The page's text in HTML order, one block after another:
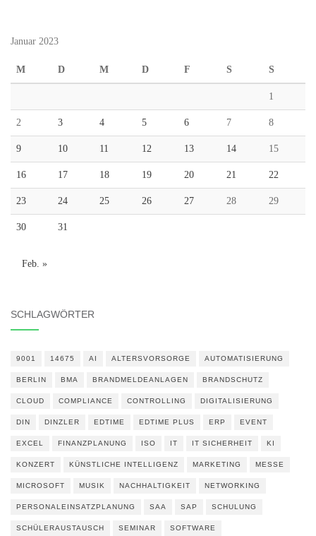
Januar 2023
M D M D F S S
1
2 3 4 5 6 7 8
9 10 11 12 13 14 15
16 17 18 19 20 21 22
23 24 25 26 27 28 29
30 31
Feb. »
SCHLAGWÖRTER
9001 14675 AI ALTERSVORSORGE AUTOMATISIERUNG
BERLIN BMA BRANDMELDEANLAGEN BRANDSCHUTZ
CLOUD COMPLIANCE CONTROLLING DIGITALISIERUNG
DIN DINZLER EDTIME EDTIME PLUS ERP EVENT
EXCEL FINANZPLANUNG ISO IT IT SICHERHEIT KI
KONZERT KÜNSTLICHE INTELLIGENZ MARKETING MESSE
MICROSOFT MUSIK NACHHALTIGKEIT NETWORKING
PERSONALEINSATZPLANUNG SAA SAP SCHULUNG
SCHÜLERAUSTAUSCH SEMINAR SOFTWARE